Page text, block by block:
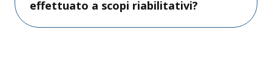
effettuato a scopi riabilitativi?